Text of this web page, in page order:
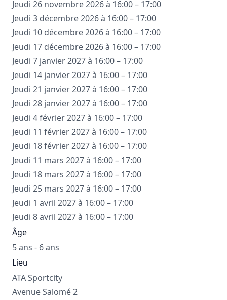
Jeudi 26 novembre 2026 à 16:00 – 17:00
Jeudi 3 décembre 2026 à 16:00 – 17:00
Jeudi 10 décembre 2026 à 16:00 – 17:00
Jeudi 17 décembre 2026 à 16:00 – 17:00
Jeudi 7 janvier 2027 à 16:00 – 17:00
Jeudi 14 janvier 2027 à 16:00 – 17:00
Jeudi 21 janvier 2027 à 16:00 – 17:00
Jeudi 28 janvier 2027 à 16:00 – 17:00
Jeudi 4 février 2027 à 16:00 – 17:00
Jeudi 11 février 2027 à 16:00 – 17:00
Jeudi 18 février 2027 à 16:00 – 17:00
Jeudi 11 mars 2027 à 16:00 – 17:00
Jeudi 18 mars 2027 à 16:00 – 17:00
Jeudi 25 mars 2027 à 16:00 – 17:00
Jeudi 1 avril 2027 à 16:00 – 17:00
Jeudi 8 avril 2027 à 16:00 – 17:00
Âge
5 ans - 6 ans
Lieu
ATA Sportcity
Avenue Salomé 2